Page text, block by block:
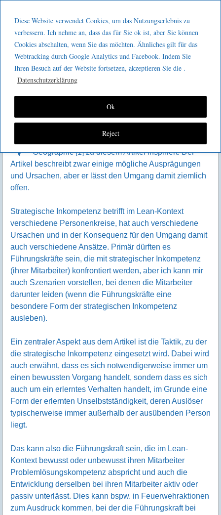
Diese Website verwendet Cookies, um das Nutzungserlebnis zu
verbessern. Ich nehme an, dass das für Sie ok ist, aber Sie können
Cookies abschalten, wenn Sie das möchten. Ähnliches gilt für das
Webtracking durch Google Analytics und Facebook. Indem Sie
Ihren Besuch auf der Website fortsetzen, akzeptieren Sie die .
Datenschutzerklärung
Reject
Ok
GeeMco :
Götz Müller
Consulting
Strategische Inkompetenz im
Lean-Kontext
V Geographic [1] zu diesem Artikel inspiriert. Der
Artikel beschreibt zwar einige mögliche Ausprägungen
und Ursachen, aber er lässt den Umgang damit ziemlich
offen.
Strategische Inkompetenz betrifft im Lean-Kontext
verschiedene Personenkreise, hat auch verschiedene
Ursachen und in der Konsequenz für den Umgang damit
auch verschiedene Ansätze. Primär dürften es
Führungskräfte sein, die mit strategischer Inkompetenz
(ihrer Mitarbeiter) konfrontiert werden, aber ich kann mir
auch Szenarien vorstellen, bei denen die Mitarbeiter
darunter leiden (wenn die Führungskräfte eine
besondere Form der strategischen Inkompetenz
ausleben).
Ein zentraler Aspekt aus dem Artikel ist die Taktik, zu der
die strategische Inkompetenz eingesetzt wird. Dabei wird
auch erwähnt, dass es sich notwendigerweise immer um
einen bewussten Vorgang handelt, sondern dass es sich
auch um ein erlerntes Verhalten handelt, im Grunde eine
Form der erlernten Unselbstständigkeit, deren Auslöser
typischerweise immer außerhalb der ausübenden Person
liegt.
Das kann also die Führungskraft sein, die im Lean-
Kontext bewusst oder unbewusst ihren Mitarbeiter
Problemlösungskompetenz abspricht und auch die
Entwicklung derselben bei ihren Mitarbeiter aktiv oder
passiv unterlässt. Dies kann bspw. in Feuerwehraktionen
zum Ausdruck kommen, bei der die Führungskraft bei